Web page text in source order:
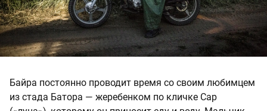
Байра постоянно проводит время со своим любимцем
из стада Батора — жеребенком по кличке Сар